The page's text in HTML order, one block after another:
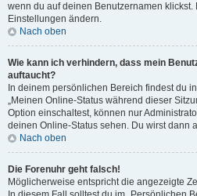
wenn du auf deinen Benutzernamen klickst.
Einstellungen ändern.
Nach oben
Wie kann ich verhindern, dass mein
auftaucht?
In deinem persönlichen Bereich findest du
„Meinen Online-Status während dieser
Option einschaltest, können nur
deinen Online-Status sehen. Du wirst dann
Nach oben
Die Forenuhr geht falsch!
Möglicherweise entspricht die angezeigte